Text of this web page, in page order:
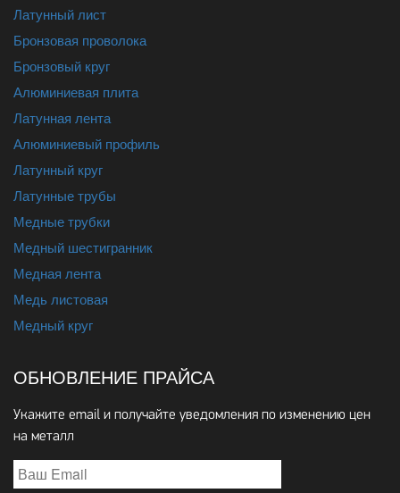
Латунный лист
Бронзовая проволока
Бронзовый круг
Алюминиевая плита
Латунная лента
Алюминиевый профиль
Латунный круг
Латунные трубы
Медные трубки
Медный шестигранник
Медная лента
Медь листовая
Медный круг
ОБНОВЛЕНИЕ ПРАЙСА
Укажите email и получайте уведомления по изменению цен
на металл